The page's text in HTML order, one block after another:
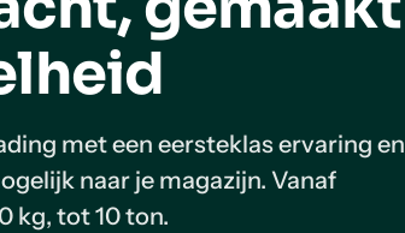
met een eersteklas ervaring en
naar je magazijn. Vanaf
kg, tot 10 ton.